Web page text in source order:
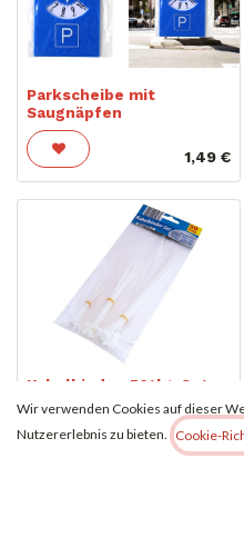
Parkscheibe mit
Saugnäpfen
1,49€
Kabelbinder, 50tlg. Set
1,29€
Wir verwenden Cookies auf dieser
Nutzererlebnis zu bieten.
Cookie-